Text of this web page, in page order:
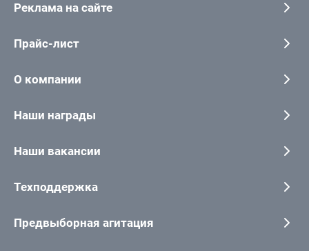
Реклама на сайте
Прайс-лист
О компании
Наши награды
Наши вакансии
Техподдержка
Предвыборная агитация